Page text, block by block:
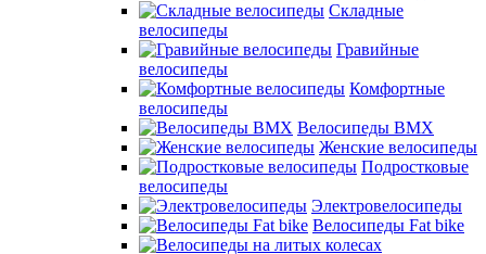
Складные
велосипеды
Гравийные
велосипеды
Комфортные
велосипеды
Велосипеды BMX
Женские велосипеды
Подростковые
велосипеды
Электровелосипеды
Велосипеды Fat bike